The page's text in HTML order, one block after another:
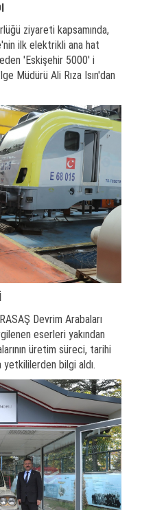
ziyareti kapsamında,
ilk elektrikli ana hat
'Eskişehir 5000' i
Müdürü Ali Rıza Isın'dan
Devrim Arabaları
eserleri yakından
üretim süreci, tarihi
yetkililerden bilgi aldı.